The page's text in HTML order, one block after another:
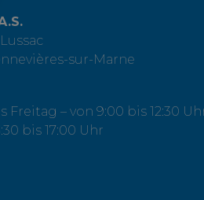
sur-Marne
Freitag – von 9:00 bis 12:30
bis 17:00 Uhr